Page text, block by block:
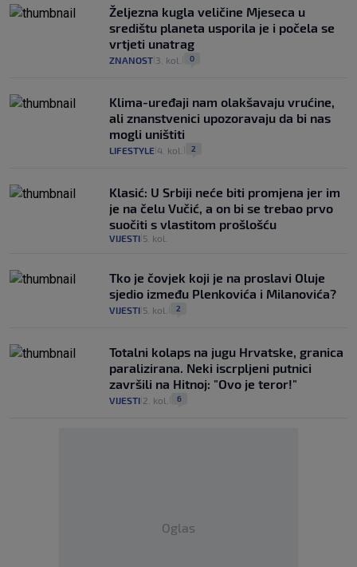
Željezna kugla veličine Mjeseca u
središtu planeta usporila je i počela se
vrtjeti unatrag
ZNANOST 3. kol. 0
Klima-uređaji nam olakšavaju vrućine,
ali znanstvenici upozoravaju da bi nas
mogli uništiti
LIFESTYLE 4. kol. 2
Klasić: U Srbiji neće biti promjena jer im
je na čelu Vučić, a on bi se trebao prvo
suočiti s vlastitom prošlošću
VIJESTI 5. kol.
Tko je čovjek koji je na proslavi Oluje
sjedio između Plenkovića i Milanovića?
VIJESTI 5. kol. 2
Totalni kolaps na jugu Hrvatske, granica
paralizirana. Neki iscrpljeni putnici
završili na Hitnoj: "Ovo je teror!"
VIJESTI 2. kol. 6
Oglas